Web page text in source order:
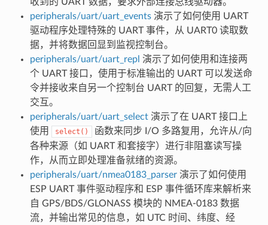
peripherals/uart/uart_events演示了如何使用 UART
驱动程序处理特殊的 UART 事件，从 UART0 读取数
据，并将数据回显到监视控制台。
peripherals/uart/uart_repl 演示了如何使用和连接两
个 UART 接口，使用于标准输出的 UART 可以发送命
令并接收来自另一个控制台 UART 的回复，无需人工
交互。
peripherals/uart/uart_select演示了在 UART 接口上
使用
select()
函数来同步 I/O 多路复用，允许从/向
各种来源（如 UART 和套接字）进行非阻塞读写操
作，从而立即处理准备就绪的资源。
peripherals/uart/nmea0183_parser演示了如何使用
ESP UART 事件驱动程序和 ESP 事件循环库来解析来
自 GPS/BDS/GLONASS 模块的 NMEA-0183 数据
流，并输出常见的信息，如 UTC 时间、纬度、经